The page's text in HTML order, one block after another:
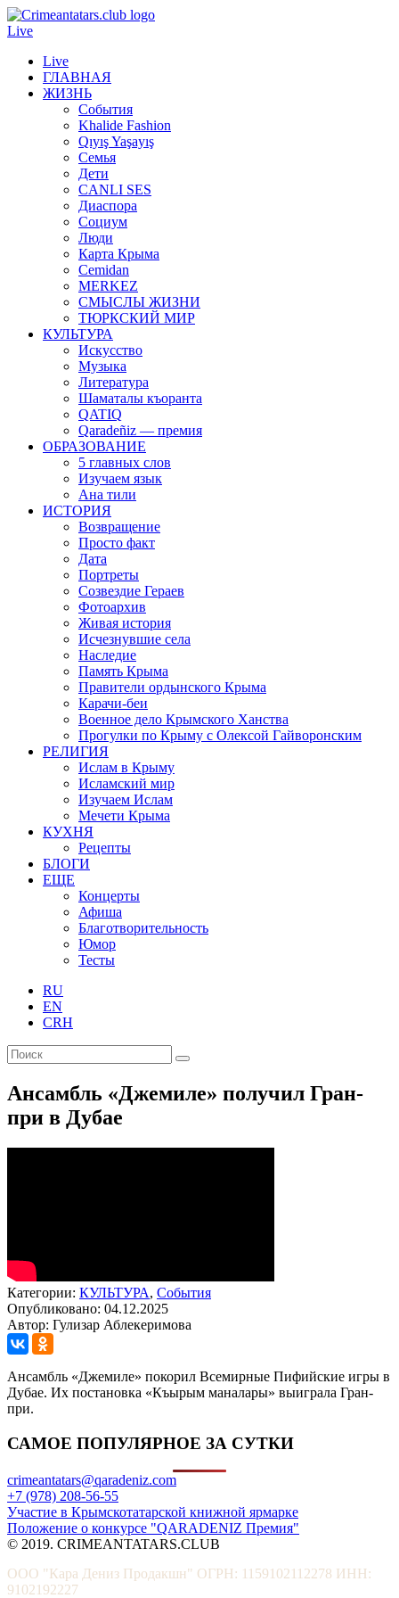
Live
Live
ГЛАВНАЯ
ЖИЗНЬ
События
Khalide Fashion
Qıyış Yaşayış
Семья
Дети
CANLI SES
Диаспора
Социум
Люди
Карта Крыма
Cemidan
МERKEZ
СМЫСЛЫ ЖИЗНИ
ТЮРКСКИЙ МИР
КУЛЬТУРА
Искусство
Музыка
Литература
Шаматалы къоранта
QATIQ
Qaradeñiz — премия
ОБРАЗОВАНИЕ
5 главных слов
Изучаем язык
Ана тили
ИСТОРИЯ
Возвращение
Просто факт
Дата
Портреты
Созвездие Гераев
Фотоархив
Живая история
Исчезнувшие села
Наследие
Память Крыма
Правители ордынского Крыма
Карачи-беи
Военное дело Крымского Ханства
Прогулки по Крыму с Олексой Гайворонским
РЕЛИГИЯ
Ислам в Крыму
Исламский мир
Изучаем Ислам
Мечети Крыма
КУХНЯ
Рецепты
БЛОГИ
ЕЩЕ
Концерты
Афиша
Благотворительность
Юмор
Тесты
RU
EN
CRH
Ансамбль «Джемиле» получил Гран-
при в Дубае
Категории: КУЛЬТУРА, События
Опубликовано: 04.12.2025
Автор: Гулизар Аблекеримова
Ансамбль «Джемиле» покорил Всемирные Пифийские игры в
Дубае. Их постановка «Къырым маналары» выиграла Гран-
при.
САМОЕ ПОПУЛЯРНОЕ ЗА СУТКИ
crimeantatars@qaradeniz.com
+7 (978) 208-56-55
Участие в Крымскотатарской книжной ярмарке
Положение о конкурсе "QARADENIZ Премия"
© 2019. CRIMEANTATARS.CLUB
ООО "Кара Дениз Продакшн" ОГРН: 1159102112278 ИНН:
9102192227